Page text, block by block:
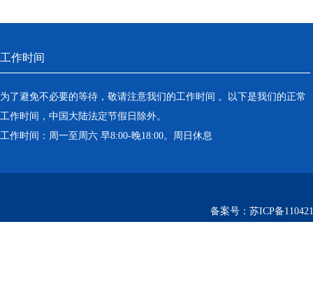
工作时间
为了避免不必要的等待，敬请注意我们的工作时间 。以下是我们的正常
工作时间，中国大陆法定节假日除外。
工作时间：周一至周六 早8:00-晚18:00。周日休息
备案号： 苏ICP备